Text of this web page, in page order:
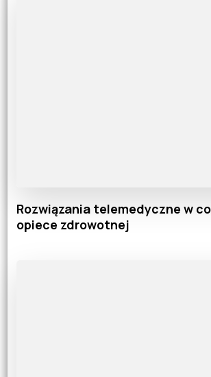
Rozwiązania telemedyczne w
opiece zdrowotnej